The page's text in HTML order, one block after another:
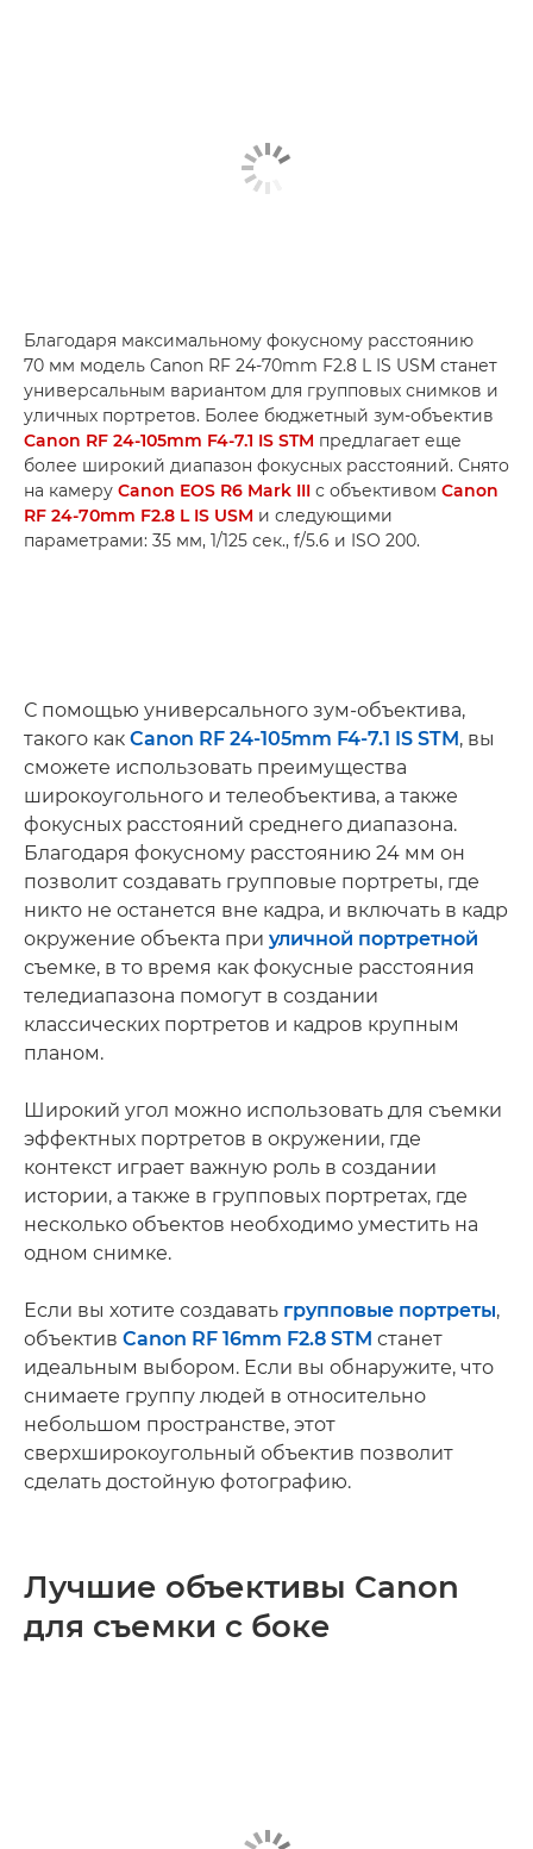
Благодаря максимальному фокусному расстоянию
70 мм модель Canon RF 24-70mm F2.8 L IS USM станет
универсальным вариантом для групповых снимков и
уличных портретов. Более бюджетный зум-объектив
Canon RF 24-105mm F4-7.1 IS STM предлагает еще
более широкий диапазон фокусных расстояний. Снято
на камеру Canon EOS R6 Mark III с объективом Canon
RF 24-70mm F2.8 L IS USM и следующими
параметрами: 35 мм, 1/125 сек., f/5.6 и ISO 200.
С помощью универсального зум-объектива,
такого как Canon RF 24-105mm F4-7.1 IS STM, вы
сможете использовать преимущества
широкоугольного и телеобъектива, а также
фокусных расстояний среднего диапазона.
Благодаря фокусному расстоянию 24 мм он
позволит создавать групповые портреты, где
никто не останется вне кадра, и включать в кадр
окружение объекта при уличной портретной
съемке, в то время как фокусные расстояния
теледиапазона помогут в создании
классических портретов и кадров крупным
планом.
Широкий угол можно использовать для съемки
эффектных портретов в окружении, где
контекст играет важную роль в создании
истории, а также в групповых портретах, где
несколько объектов необходимо уместить на
одном снимке.
Если вы хотите создавать групповые портреты,
объектив Canon RF 16mm F2.8 STM станет
идеальным выбором. Если вы обнаружите, что
снимаете группу людей в относительно
небольшом пространстве, этот
сверхширокоугольный объектив позволит
сделать достойную фотографию.
Лучшие объективы Canon
для съемки с боке